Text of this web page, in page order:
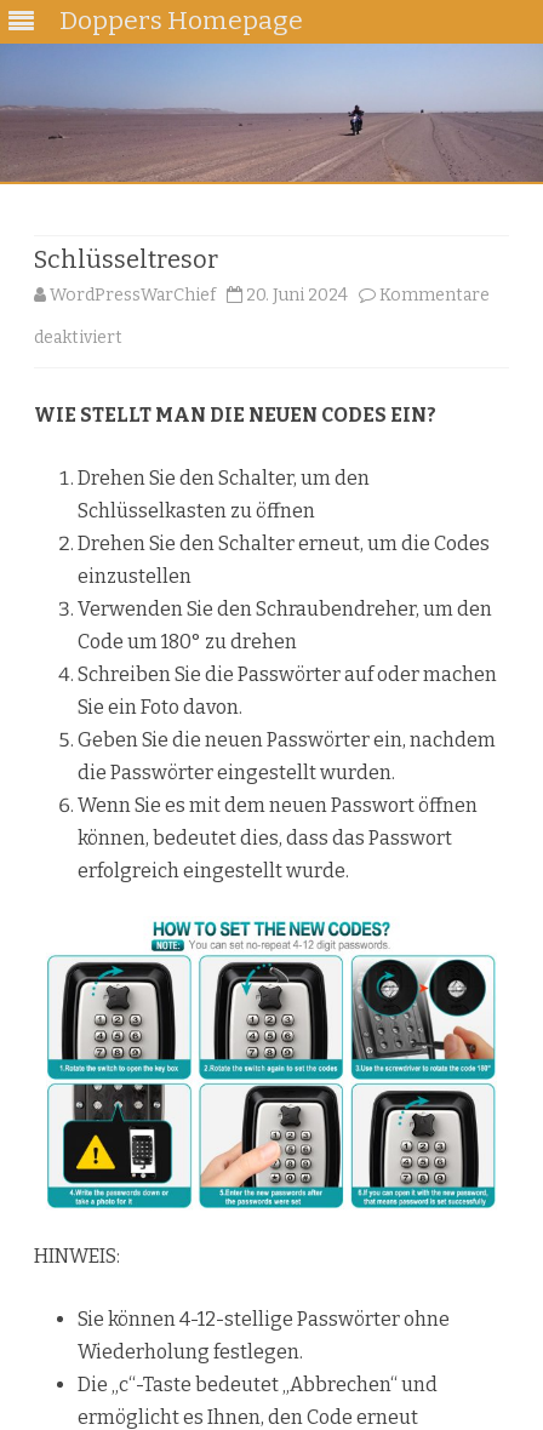
Doppers Homepage
Schlüsseltresor
WordPressWarChief 20. Juni 2024 Kommentare
deaktiviert
WIE STELLT MAN DIE NEUEN CODES EIN?
Drehen Sie den Schalter, um den
Schlüsselkasten zu öffnen
Drehen Sie den Schalter erneut, um die Codes
einzustellen
Verwenden Sie den Schraubendreher, um den
Code um 180° zu drehen
Schreiben Sie die Passwörter auf oder machen
Sie ein Foto davon.
Geben Sie die neuen Passwörter ein, nachdem
die Passwörter eingestellt wurden.
Wenn Sie es mit dem neuen Passwort öffnen
können, bedeutet dies, dass das Passwort
erfolgreich eingestellt wurde.
HINWEIS:
Sie können 4-12-stellige Passwörter ohne
Wiederholung festlegen.
Die „c“-Taste bedeutet „Abbrechen“ und
ermöglicht es Ihnen, den Code erneut